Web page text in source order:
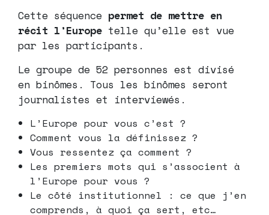
Cette séquence permet de mettre en
récit l’Europe telle qu’elle est vue
par les participants.
Le groupe de 52 personnes est divisé
en binômes. Tous les binômes seront
journalistes et interviewés.
L’Europe pour vous c’est ?
Comment vous la définissez ?
Vous ressentez ça comment ?
Les premiers mots qui s’associent à
l’Europe pour vous ?
Le côté institutionnel : ce que j’en
comprends, à quoi ça sert, etc…